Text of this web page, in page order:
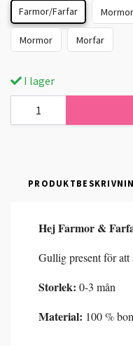
Farmor/Farfar
Mormor Morfar
I lager
Hej Farmor &
Gullig present för
Storlek: 0-3 mån
Material: 100 %